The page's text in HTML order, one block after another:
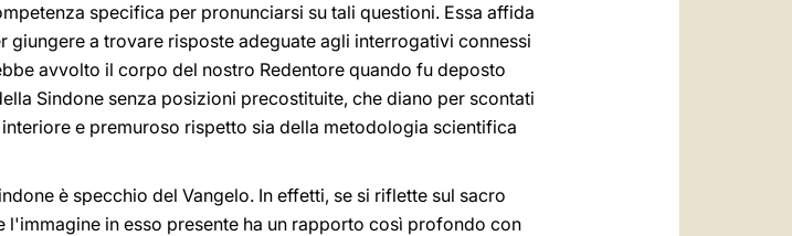
specifica per pronunciarsi su tali questioni. Essa affida
a trovare risposte adeguate agli interrogativi connessi
avvolto il corpo del nostro Redentore quando fu deposto
Sindone senza posizioni precostituite, che diano per scontati
e premuroso rispetto sia della metodologia scientifica
è specchio del Vangelo. In effetti, se si riflette sul sacro
in esso presente ha un rapporto così profondo con